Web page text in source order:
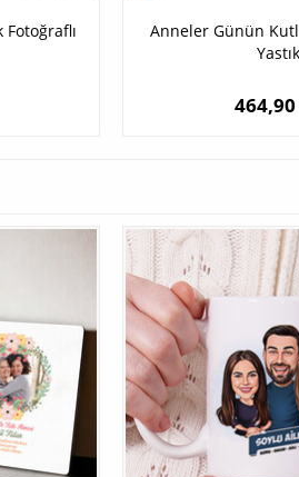
Anneler Günün
Yastık
464,90